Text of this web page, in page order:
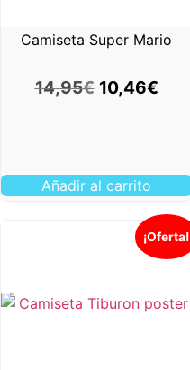
Camiseta Super Mario
14,95€ 10,46€
Añadir al carrito
¡Oferta!